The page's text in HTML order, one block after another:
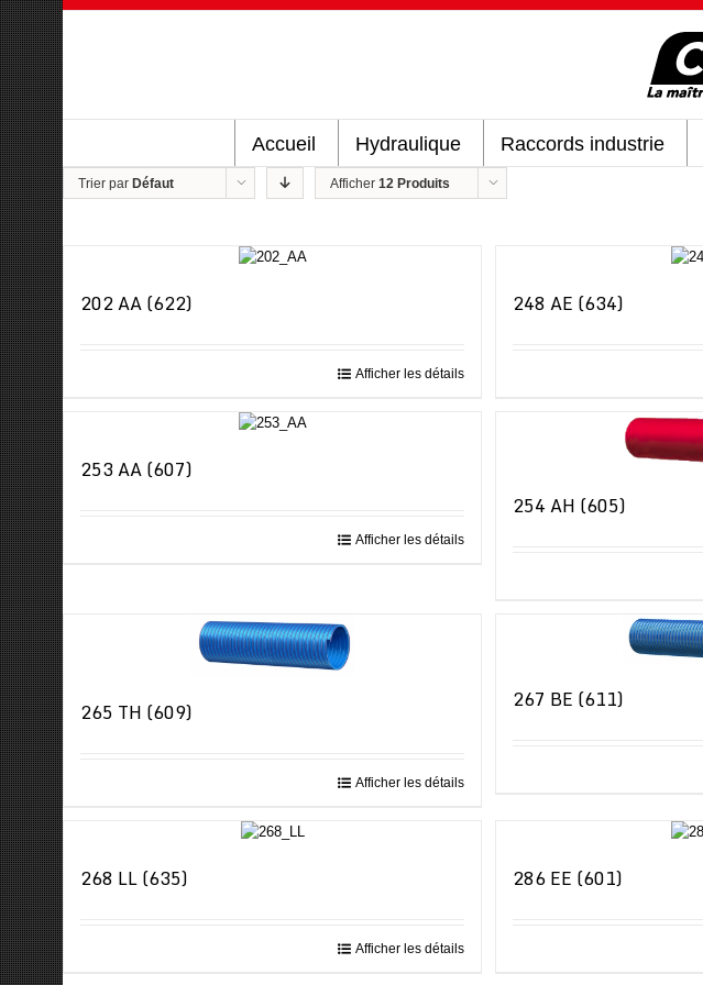
Accueil Hydraulique Raccords industrie
Trier par Défaut Afficher 12 Produits
202 AA (622)
Afficher les détails
248 AE (634)
253 AA (607)
Afficher les détails
254 AH (605)
265 TH (609)
Afficher les détails
267 BE (611)
268 LL (635)
Afficher les détails
286 EE (601)